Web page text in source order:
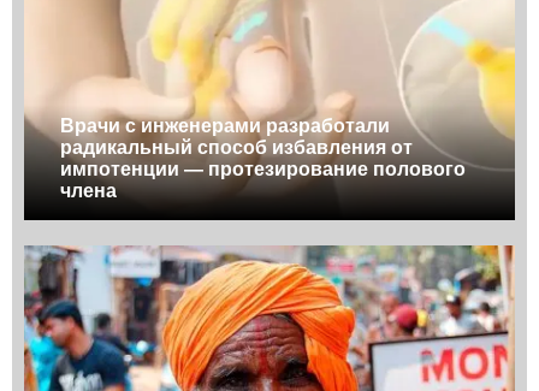
Врачи с инженерами разработали
радикальный способ избавления от
импотенции — протезирование полового
члена